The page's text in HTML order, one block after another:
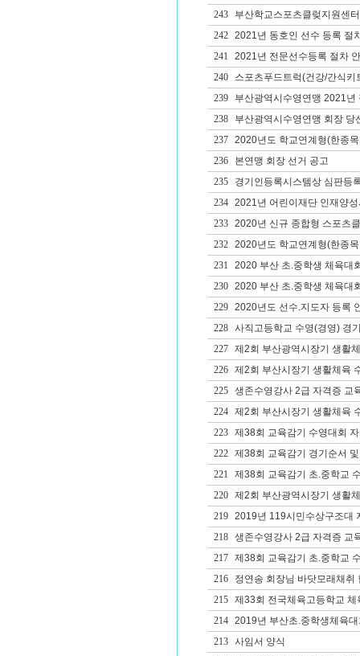
243
부산학교스포츠클렂지원센
242
2021년 동호인 선수 등록 절
241
2021년 전문선수등록 절차
240
스포츠푸드트럭(건강/간식키
239
부산광역시수영연맹 2021년
238
부산광역시수영연맹 회장 당
237
2020년도 학교연계형(한종
236
본연맹 회장 선거 공고
235
경기인등록시스템상 심판등
234
2021년 어린이재단 인재양
233
2020년 신규 종합형 스포츠
232
2020년도 학교연계형(한종
231
2020 부산 초.중학생 체육대
230
2020 부산 초.중학생 체육대
229
2020년도 선수.지도자 등록
228
사직고등학교 수영(경영) 경
227
제2회 부산광역시장기 생활
226
제2회 부산시장기 생활체육
225
생존수영강사 2급 자격증 교
224
제2회 부산시장기 생활체육
223
제38회 교육감기 수영대회
222
제38회 교육감기 경기순서
221
제38회 교육감기 초.중학교
220
제2회 부산광역시장기 생활
219
2019년 119시민수상구조대
218
생존수영강사 2급 자격증 교
217
제38회 교육감기 초.중학교
216
정연송 회장님 바닷모래채취
215
제33회 전국체육고등학교 체
214
2019년 부산초.중학생체육
213
사임서 양식